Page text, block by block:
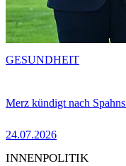
Merz kündigt nach
24.07.2026
GESUNDHEIT
INNENPOLITIK